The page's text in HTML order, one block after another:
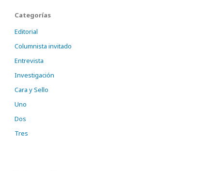
Categorías
Editorial
Columnista invitado
Entrevista
Investigación
Cara y Sello
Uno
Dos
Tres